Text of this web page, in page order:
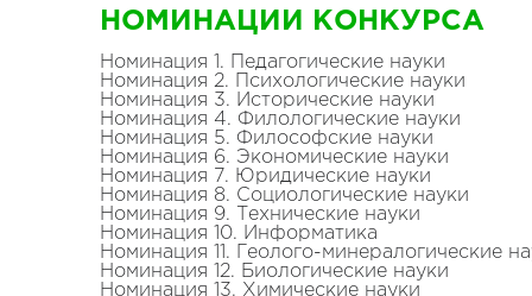
НОМИНАЦИИ КОНКУРСА
Номинация 1. Педагогические науки
Номинация 2. Психологические науки
Номинация 3. Исторические науки
Номинация 4. Филологические науки
Номинация 5. Философские науки
Номинация 6. Экономические науки
Номинация 7. Юридические науки
Номинация 8. Социологические науки
Номинация 9. Технические науки
Номинация 10. Информатика
Номинация 11. Геолого-минералогические
Номинация 12. Биологические науки
Номинация 13. Химические науки